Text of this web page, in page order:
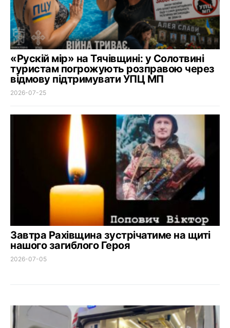
«Рускій мір» на Тячівщині: у Солотвині
туристам погрожують розправою через
відмову підтримувати УПЦ МП
2026-07-25
Завтра Рахівщина зустрічатиме на щиті
нашого загиблого Героя
2026-07-05